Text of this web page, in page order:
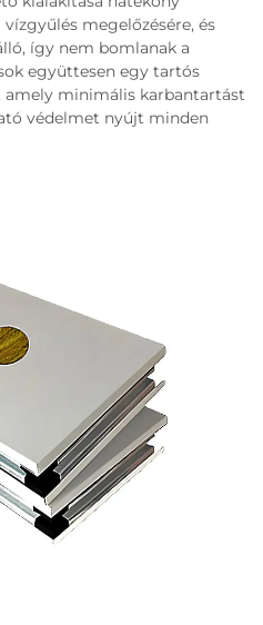
megelőzésére, és
így nem bomlanak a
együttesen egy tartós
amely minimális karbantartást
védelmet nyújt minden